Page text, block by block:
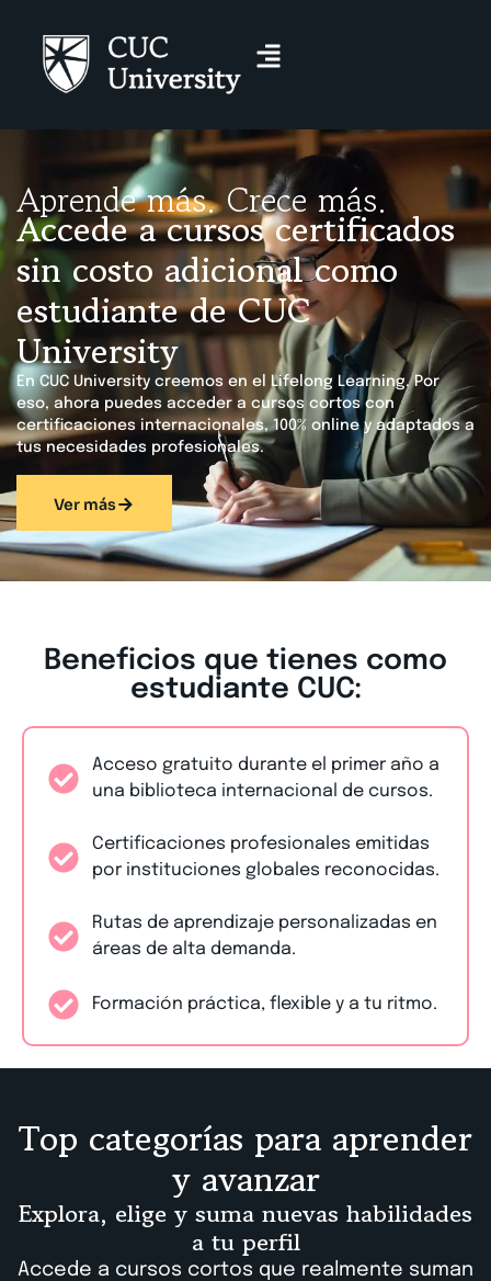
Aprende más. Crece más.
Accede a cursos certificados
sin costo adicional como
estudiante de CUC
University
En CUC University creemos en el Lifelong Learning. Por
eso, ahora puedes acceder a cursos cortos con
certificaciones internacionales, 100% online y adaptados a
tus necesidades profesionales.
Ver más
Beneficios que tienes como
estudiante CUC:
Acceso gratuito durante el primer año a
una biblioteca internacional de cursos.
Certificaciones profesionales emitidas
por instituciones globales reconocidas.
Rutas de aprendizaje personalizadas en
áreas de alta demanda.
Formación práctica, flexible y a tu ritmo.
Top categorías para aprender
y avanzar
Explora, elige y suma nuevas habilidades
a tu perfil
Accede a cursos cortos que realmente suman